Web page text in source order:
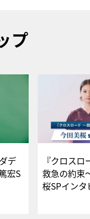
プ
デ
宏S
ー
『クロス
救急の約束
桜SPイ